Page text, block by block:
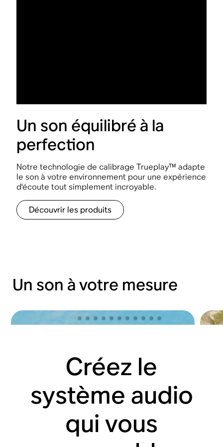
Un son équilibré à la
perfection
Notre technologie de calibrage Trueplay™ adapte
le son à votre environnement pour une expérience
d'écoute tout simplement incroyable.
Découvrir les produits
Un son à votre mesure
Créez le
système audio
qui vous